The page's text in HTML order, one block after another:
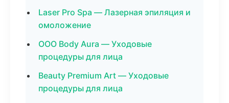
Laser Pro Spa — Лазерная эпиляция и
омоложение
ООО Body Aura — Уходовые
процедуры для лица
Beauty Premium Art — Уходовые
процедуры для лица